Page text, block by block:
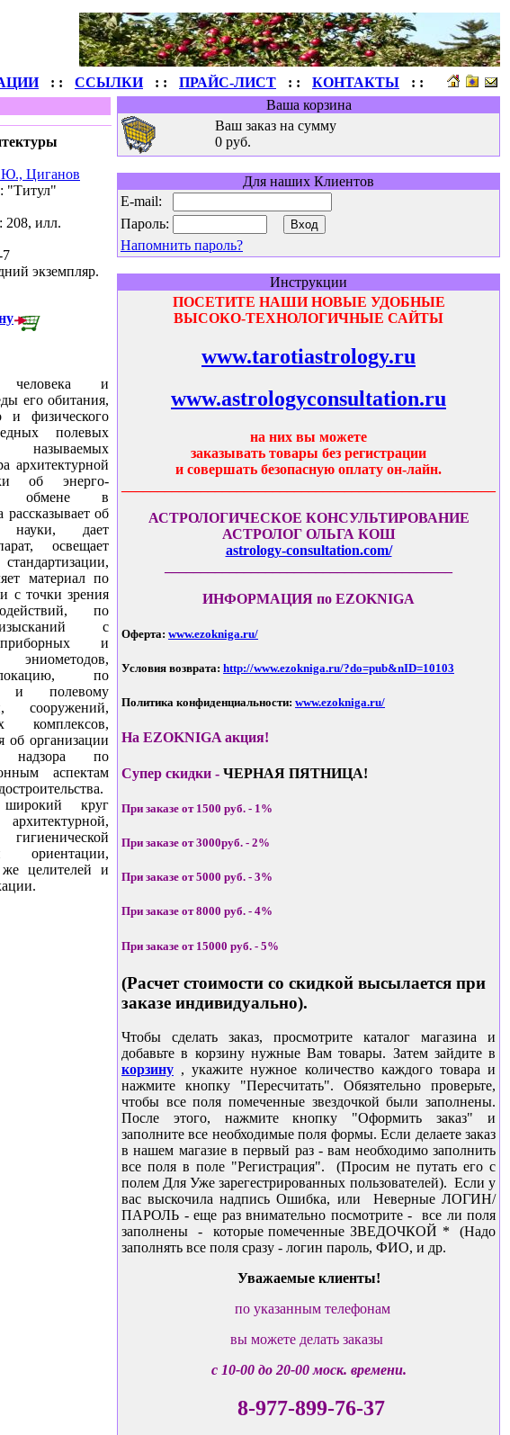
: : ССЫЛКИ : : ПРАЙС-ЛИСТ : : КОНТАКТЫ
: :
Циганов
"Титул"
208, илл.
7
экземпляр.
человека и
его обитания,
и физического
полевых
называемых
архитектурной
об энерго-
обмене в
рассказывает об
науки, дает
освещает
материал по
с точки зрения
по
с
и
по
и полевому
сооружений,
комплексов,
об организации
надзора по
аспектам
круг
ориентации,
целителей и
Ваша корзина
Ваш заказ на сумму
0 руб.
Для наших Клиентов
E-mail:
Пароль:
Напомнить пароль?
Инструкции
ПОСЕТИТЕ НАШИ НОВЫЕ УДОБНЫЕ
ВЫСОКО-ТЕХНОЛОГИЧНЫЕ САЙТЫ
www.tarotiastrology.ru
www.astrologyconsultation.ru
на них вы можете
заказывать товары без регистрации
и совершать безопасную оплату он-лайн.
АСТРОЛОГИЧЕСКОЕ КОНСУЛЬТИРОВАНИЕ
АСТРОЛОГ ОЛЬГА КОШ
astrology-consultation.com/
ИНФОРМАЦИЯ по EZOKNIGA
Оферта: www.ezokniga.ru/
Условия возврата: http://www.ezokniga.ru/?do=pub&nID=10103
Политика конфиденциальности: www.ezokniga.ru/
На EZOKNIGA акция!
Супер скидки - ЧЕРНАЯ ПЯТНИЦА!
При заказе от 1500 руб. - 1%
При заказе от 3000руб. - 2%
При заказе от 5000 руб. - 3%
При заказе от 8000 руб. - 4%
При заказе от 15000 руб. - 5%
(Расчет стоимости со скидкой высылается при
заказе индивидуально).
Чтобы сделать заказ, просмотрите каталог магазина и
добавьте в корзину нужные Вам товары. Затем зайдите в
корзину , укажите нужное количество каждого товара и
нажмите кнопку "Пересчитать". Обязятельно проверьте,
чтобы все поля помеченные звездочкой были заполнены.
После этого, нажмите кнопку "Оформить заказ" и
заполните все необходимые поля формы. Если делаете заказ
в нашем магазие в первый раз - вам необходимо заполнить
все поля в поле "Регистрация". (Просим не путать его с
полем Для Уже зарегестрированных пользователей). Если у
вас выскочила надпись Ошибка, или Неверные ЛОГИН/
ПАРОЛЬ - еще раз внимательно посмотрите - все ли поля
заполнены - которые помеченные ЗВЕДОЧКОЙ * (Надо
заполнять все поля сразу - логин пароль, ФИО, и др.
Уважаемые клиенты!
по указанным телефонам
вы можете делать заказы
с 10-00 до 20-00 моск. времени.
8-977-899-76-37